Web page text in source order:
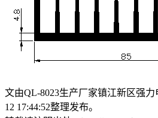
文由QL-8023生产厂家镇江新区强力
12 17:44:52整理发布。